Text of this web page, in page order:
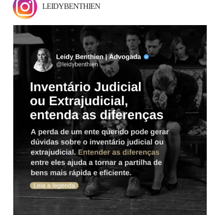
LEIDYBENTHIEN